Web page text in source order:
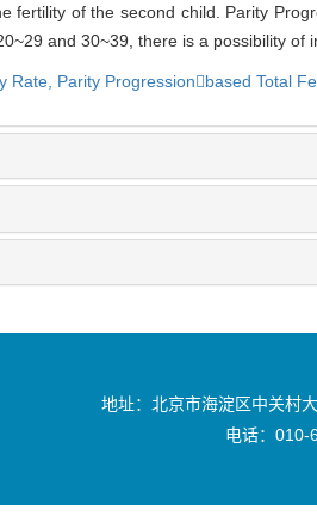
fertility of the second child. Parity
and 30~39, there is a possibility of
Rate, Parity Progressionbased Total
地址：北京市海淀区中关村
电话：